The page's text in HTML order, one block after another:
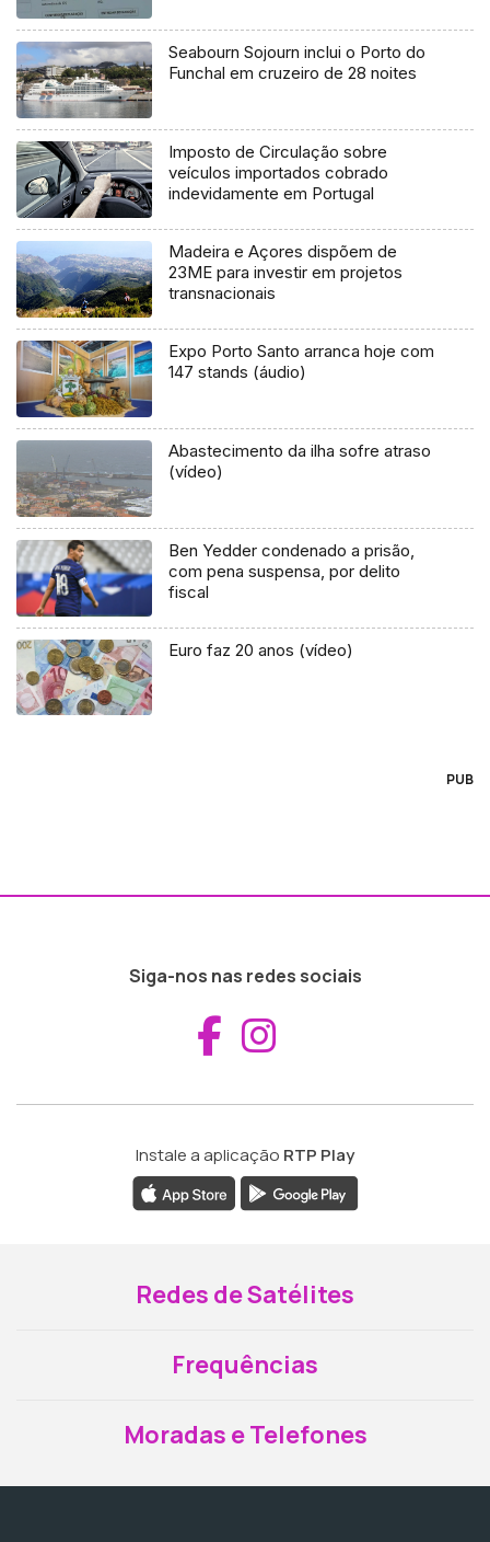
Seabourn Sojourn inclui o Porto do
Funchal em cruzeiro de 28 noites
Imposto de Circulação sobre
veículos importados cobrado
indevidamente em Portugal
Madeira e Açores dispõem de
23ME para investir em projetos
transnacionais
Expo Porto Santo arranca hoje com
147 stands (áudio)
Abastecimento da ilha sofre atraso
(vídeo)
Ben Yedder condenado a prisão,
com pena suspensa, por delito
fiscal
Euro faz 20 anos (vídeo)
PUB
Siga-nos nas redes sociais
Aceder ao
Instale a aplicação RTP Play
Redes de Satélites
Frequências
Moradas e Telefones